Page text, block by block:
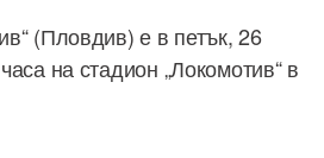
(Пловдив) е в петък, 26
на стадион „Локомотив“ в